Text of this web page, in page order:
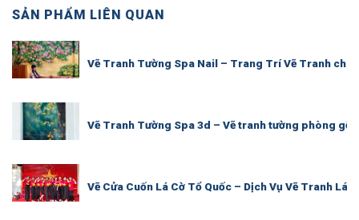
SẢN PHẨM LIÊN QUAN
Vẽ Tranh Tường Spa Nail – Trang Trí Vẽ Tranh
Vẽ Tranh Tường Spa 3d – Vẽ tranh tường phòng gội
Vẽ Cửa Cuốn Lá Cờ Tổ Quốc – Dịch Vụ Vẽ Tranh Lá